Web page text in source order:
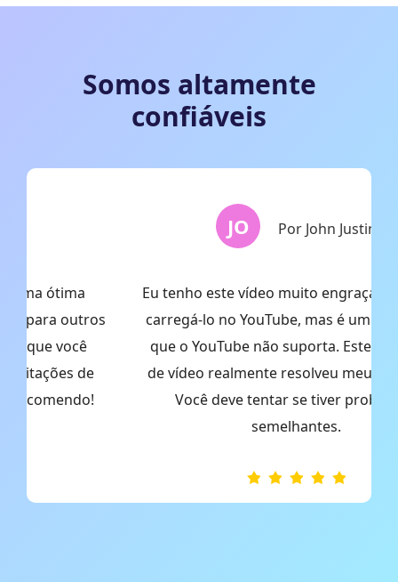
Somos altamente
confiáveis
Por John Justin
Eu tenho este vídeo muito engraçado e quero
carregá-lo no YouTube, mas é um vídeo MKV,
que o YouTube não suporta. Este conversor
de vídeo realmente resolveu meu problema.
Você deve tentar se tiver problemas